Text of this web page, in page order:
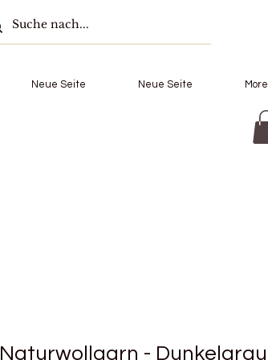
Neue Seite Neue Seite More
Naturwollgarn - Dunkelgrau